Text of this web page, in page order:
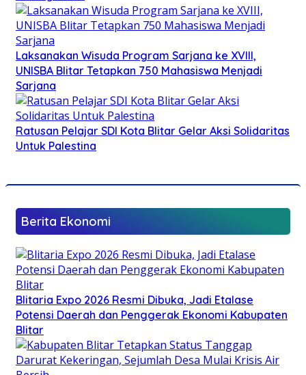
Laksanakan Wisuda Program Sarjana ke XVIII,
UNISBA Blitar Tetapkan 750 Mahasiswa Menjadi
Sarjana
Ratusan Pelajar SDI Kota Blitar Gelar Aksi Solidaritas
Untuk Palestina
Berita Ekonomi
Blitaria Expo 2026 Resmi Dibuka, Jadi Etalase
Potensi Daerah dan Penggerak Ekonomi Kabupaten
Blitar